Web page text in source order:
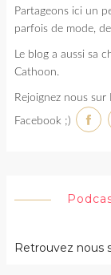
Partageons ici un
parfois de mode,
Le blog a aussi sa
Cathoon.
Rejoignez nous sur
Facebook ;)
Retrouvez nous